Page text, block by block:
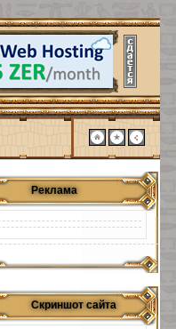
Реклама
Скриншот сайта